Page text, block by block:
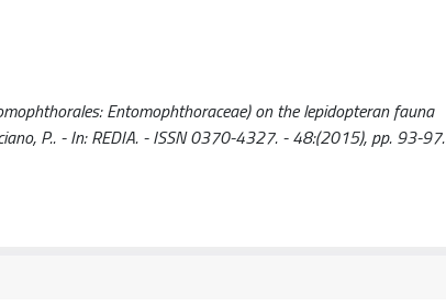
Entomophthoraceae) on the lepidopteran fauna
P.. - In: REDIA. - ISSN 0370-4327. - 48:(2015), pp. 93-97.